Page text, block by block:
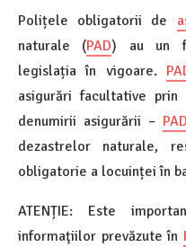
Polițele obligatorii de
naturale (PAD) au un
legislația în vigoare.
asigurări facultative
denumirii asigurării – PAD
dezastrelor naturale,
obligatorie a locuinței în
ATENȚIE: Este
informaţiilor prevăzute în